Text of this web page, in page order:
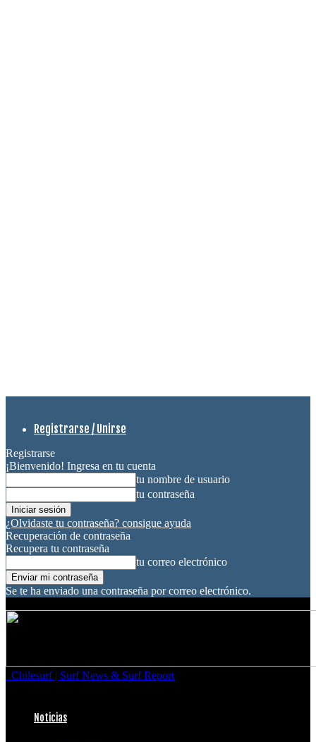
Registrarse / Unirse
Registrarse
¡Bienvenido! Ingresa en tu cuenta
tu nombre de usuario
tu contraseña
¿Olvidaste tu contraseña? consigue ayuda
Recuperación de contraseña
Recupera tu contraseña
tu correo electrónico
Se te ha enviado una contraseña por correo electrónico.
Chilesurf | Surf News & Surf Report
Noticias